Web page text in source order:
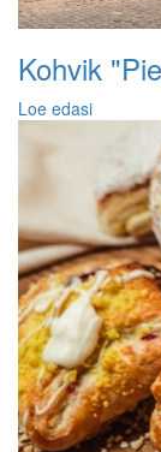
Kohvik
Loe edasi